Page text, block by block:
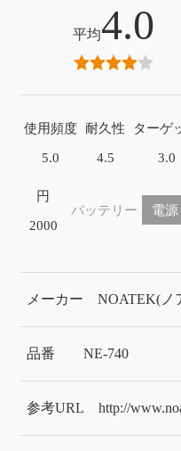
4.0
使用頻度
5.0
耐久性
4.5
ターゲ
3.0
円
2000
バッテリー 電源
メーカー NOATEK(ノ
品番 NE-740
参考URL http://